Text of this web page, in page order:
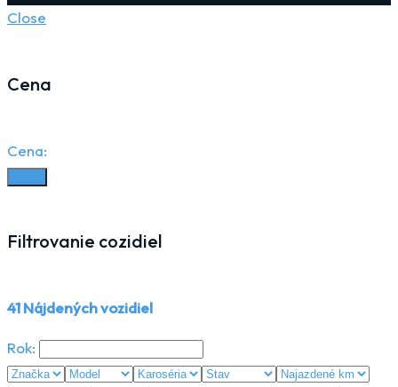
Close
Cena
Cena:
Filtrovanie cozidiel
41Nájdených vozidiel
Rok: